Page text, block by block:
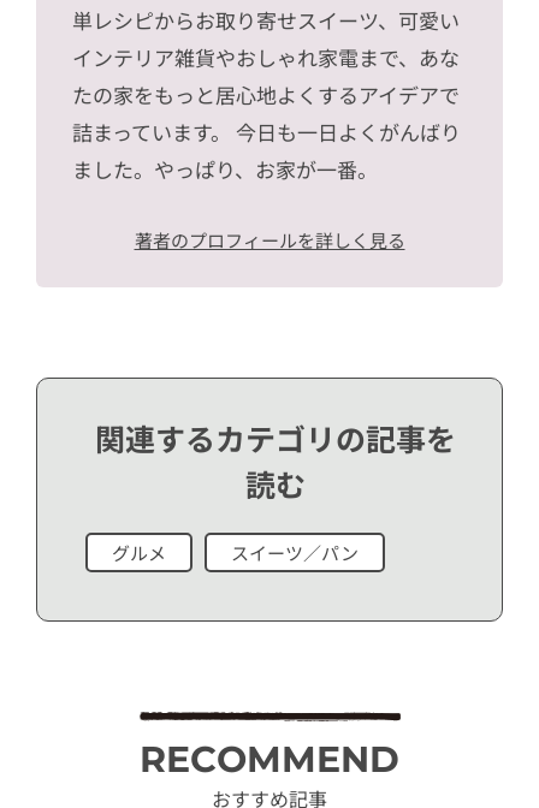
単レシピからお取り寄せスイーツ、可愛い
インテリア雑貨やおしゃれ家電まで、あな
たの家をもっと居心地よくするアイデアで
詰まっています。 今日も一日よくがんばり
ました。やっぱり、お家が一番。
著者のプロフィールを詳しく見る
関連するカテゴリの記事を
読む
グルメ スイーツ／パン
RECOMMEND
おすすめ記事